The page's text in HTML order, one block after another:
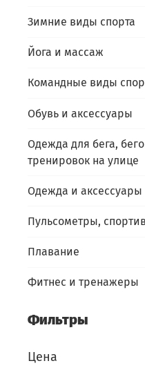
Зимние виды спорта
Йога и массаж
Командные виды
Обувь и аксессуары
Одежда для бега,
тренировок на улице
Одежда и аксессуары
Пульсометры,
Плавание
Фитнес и тренажеры
Фильтры
Цена